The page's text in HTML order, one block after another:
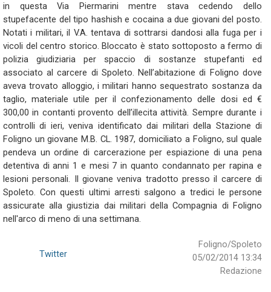
in questa Via Piermarini mentre stava cedendo dello
stupefacente del tipo hashish e cocaina a due giovani del posto.
Notati i militari, il V.A. tentava di sottrarsi dandosi alla fuga per i
vicoli del centro storico. Bloccato è stato sottoposto a fermo di
polizia giudiziaria per spaccio di sostanze stupefanti ed
associato al carcere di Spoleto. Nell’abitazione di Foligno dove
aveva trovato alloggio, i militari hanno sequestrato sostanza da
taglio, materiale utile per il confezionamento delle dosi ed €
300,00 in contanti provento dell’illecita attività. Sempre durante i
controlli di ieri, veniva identificato dai militari della Stazione di
Foligno un giovane M.B. CL. 1987, domiciliato a Foligno, sul quale
pendeva un ordine di carcerazione per espiazione di una pena
detentiva di anni 1 e mesi 7 in quanto condannato per rapina e
lesioni personali. Il giovane veniva tradotto presso il carcere di
Spoleto. Con questi ultimi arresti salgono a tredici le persone
assicurate alla giustizia dai militari della Compagnia di Foligno
nell'arco di meno di una settimana.
Foligno/Spoleto
05/02/2014 13:34
Redazione
Twitter